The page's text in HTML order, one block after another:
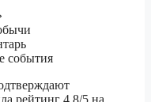
события
рейтинг 4,8/5 на